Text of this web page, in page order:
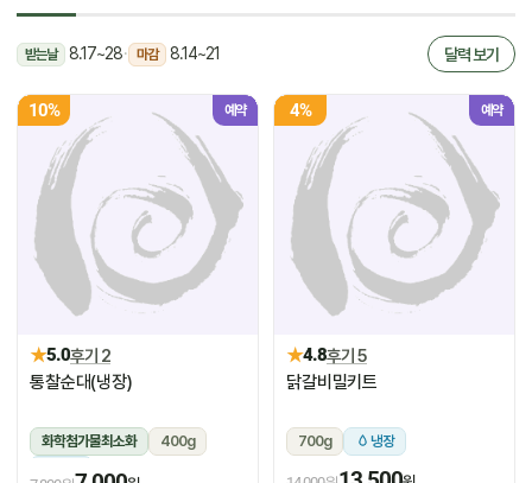
받는날 8.17~28· 마감 8.14~21 달력 보기
10% 예약
★5.0후기 2
통찰순대(냉장)
화학첨가물최소화
400g
냉장
4% 예약
★4.8후기 5
닭갈비밀키트
700g 냉장